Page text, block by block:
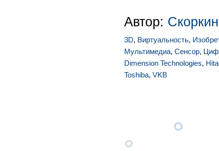
Автор:
3D, Виртуальность,
Мультимедиа, Сенсор,
Dimension Technologies,
Toshiba, VKB